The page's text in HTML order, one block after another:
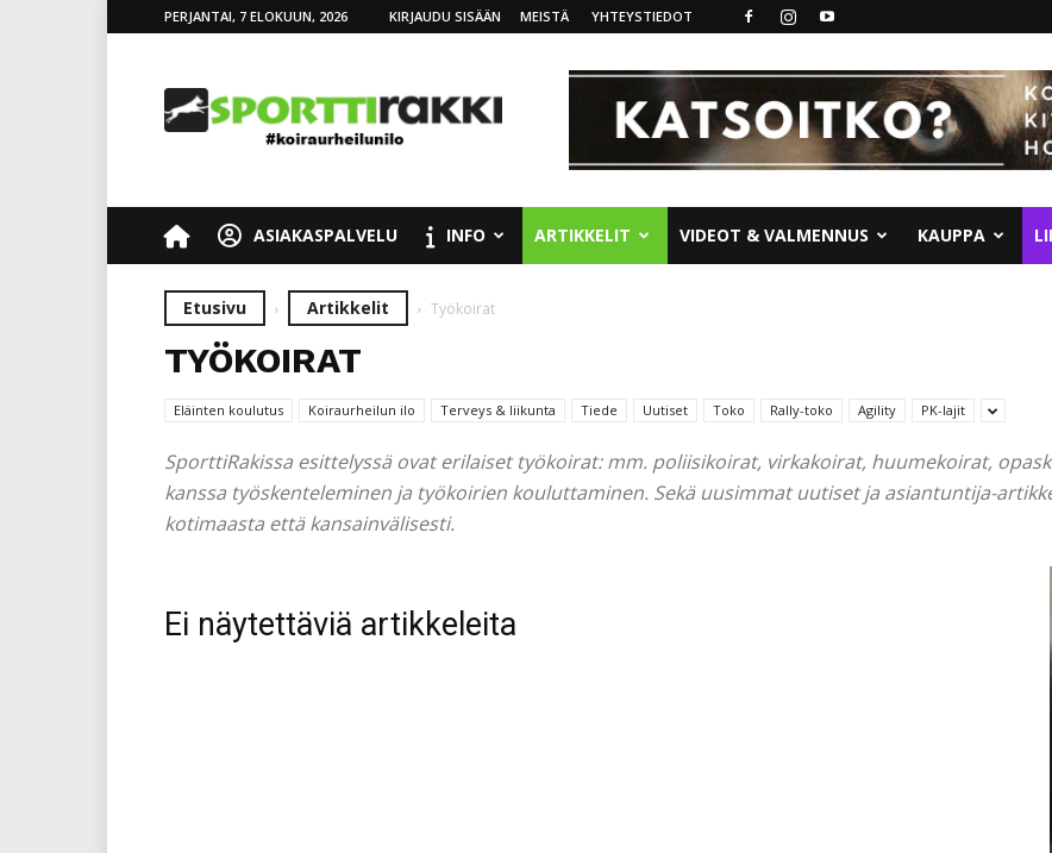
PERJANTAI, 7 ELOKUUN, 2026 KIRJAUDU SISÄÄN MEISTÄ YHTEYSTIEDOT
ASIAKASPALVELU INFO ARTIKKELIT VIDEOT & VALMENNUS KAUPPA
Etusivu Artikkelit Työkoirat
TYÖKOIRAT
Eläinten koulutus Koiraurheilun ilo Terveys & liikunta Tiede Uutiset Toko Rally-toko Agility PK-lajit
SporttiRakissa esittelyssä ovat erilaiset työkoirat: mm. poliisikoirat, virkakoirat, huumekoirat,
kanssa työskenteleminen ja työkoirien kouluttaminen. Sekä uusimmat uutiset ja asiantuntija-
kotimaasta että kansainvälisesti.
Ei näytettäviä artikkeleita